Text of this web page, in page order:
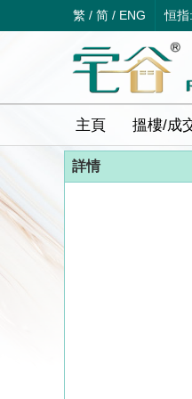
繁 / 简 / ENG 恒
主頁 搵樓/成
詳情